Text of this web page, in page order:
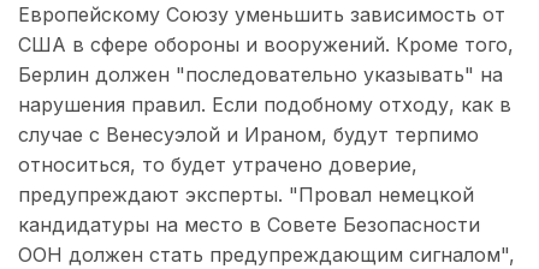
Европейскому Союзу уменьшить зависимость от
США в сфере обороны и вооружений. Кроме того,
Берлин должен "последовательно указывать" на
нарушения правил. Если подобному отходу, как в
случае с Венесуэлой и Ираном, будут терпимо
относиться, то будет утрачено доверие,
предупреждают эксперты. "Провал немецкой
кандидатуры на место в Совете Безопасности
ООН должен стать предупреждающим сигналом",